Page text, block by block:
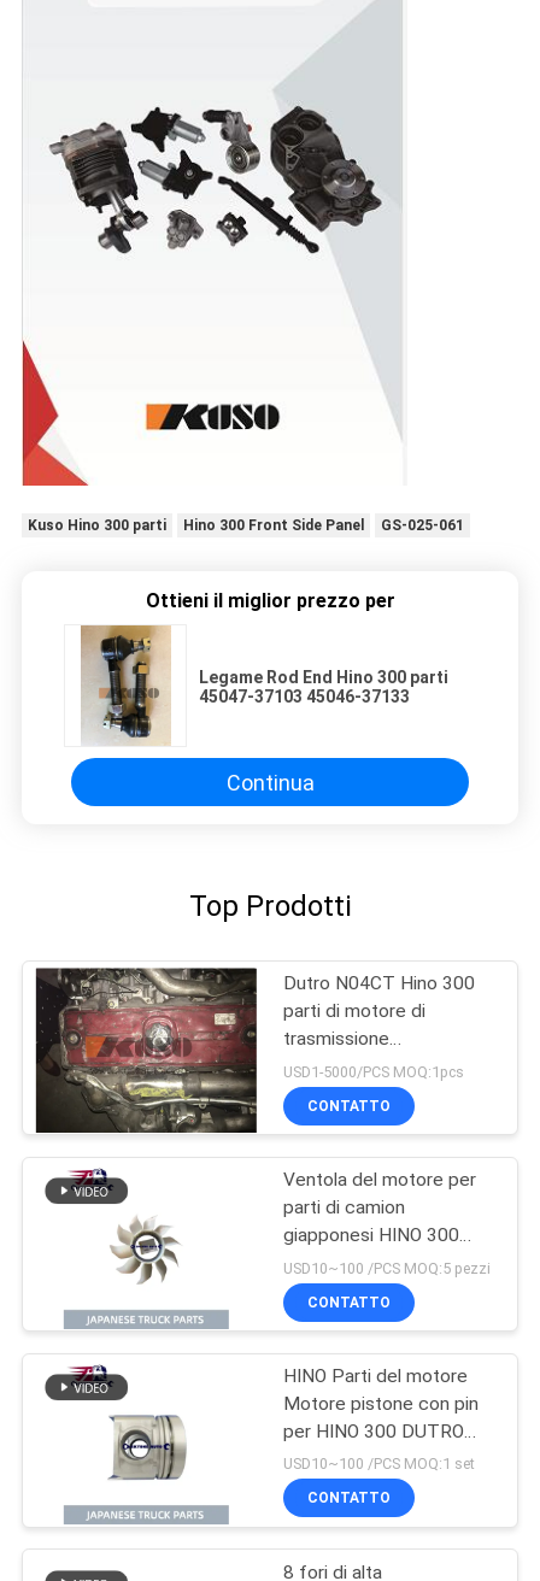
Kuso Hino 300 parti Hino 300 Front Side Panel GS-025-061
Ottieni il miglior prezzo per
Legame Rod End Hino 300 parti
45047-37103 45046-37133
Continua
Top Prodotti
Dutro N04CT Hino 300
parti di motore di
trasmissione
dell'Assemblea
USD1-5000/PCS MOQ:1pcs
CONTATTO
Ventola del motore per
parti di camion
giapponesi HINO 300
DUTRO N04CT N04C
OEM 16361-78100
USD10~100 /PCS MOQ:5 pezzi
CONTATTO
HINO Parti del motore
Motore pistone con pin
per HINO 300 DUTRO
W04D OEM 13216-
E0020
USD10~100 /PCS MOQ:1 set
CONTATTO
8 fori di alta